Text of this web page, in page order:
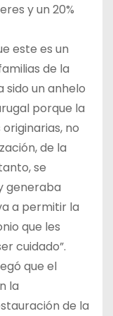
y un 20%
este es un
de la
sido un anhelo
porque la
no
de la
se
generaba
a permitir la
que les
cuidado”.
que el
la
de la